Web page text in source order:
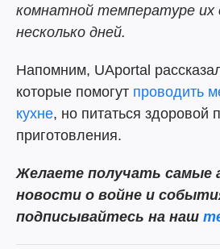
комнатной температуре их
несколько дней.
Напомним, UAportal
которые помогут проводить
кухне, но питаться
приготовления.
Желаете получать самые
новости о войне и
подписывайтесь на наш